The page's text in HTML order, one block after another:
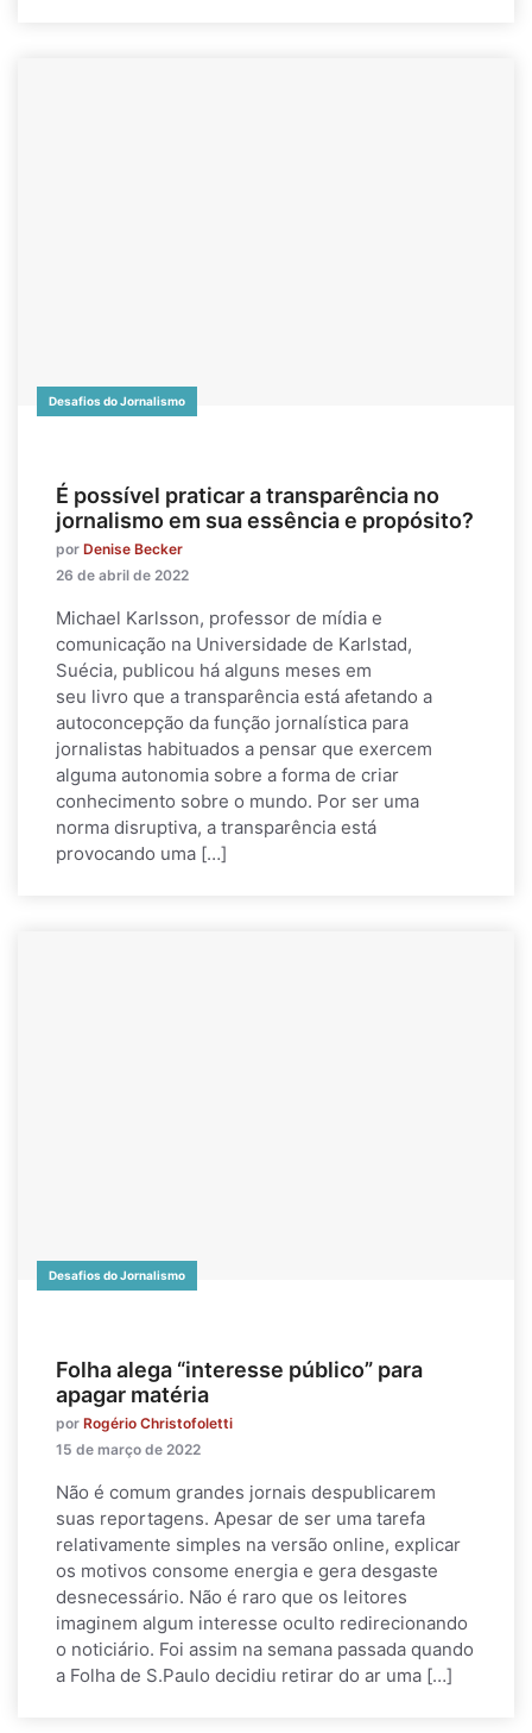
Desafios do Jornalismo
É possível praticar a transparência no
jornalismo em sua essência e propósito?
por Denise Becker
26 de abril de 2022
Michael Karlsson, professor de mídia e
comunicação na Universidade de Karlstad,
Suécia, publicou há alguns meses em
seu livro que a transparência está afetando a
autoconcepção da função jornalística para
jornalistas habituados a pensar que exercem
alguma autonomia sobre a forma de criar
conhecimento sobre o mundo. Por ser uma
norma disruptiva, a transparência está
provocando uma […]
Desafios do Jornalismo
Folha alega “interesse público” para
apagar matéria
por Rogério Christofoletti
15 de março de 2022
Não é comum grandes jornais despublicarem
suas reportagens. Apesar de ser uma tarefa
relativamente simples na versão online, explicar
os motivos consome energia e gera desgaste
desnecessário. Não é raro que os leitores
imaginem algum interesse oculto redirecionando
o noticiário. Foi assim na semana passada quando
a Folha de S.Paulo decidiu retirar do ar uma […]